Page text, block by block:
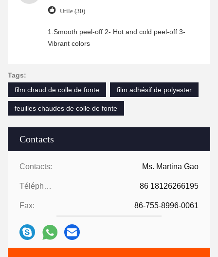
Contacts
Contacts: Ms. Martina Gao
Téléphone: 86 18126266195
Fax: 86-755-8996-0061
Utile (30)
1.Smooth peel-off 2- Hot and cold peel-off 3-
Vibrant colors
Tags:
film chaud de colle de fonte
film adhésif de polyester
feuilles chaudes de colle de fonte